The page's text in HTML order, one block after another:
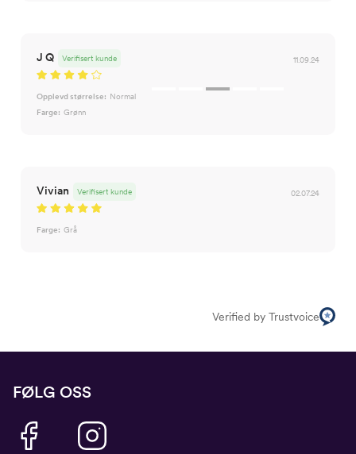
J Q 11.09.24
Verifisert kunde
Opplevd størrelse: Normal
Farge: Grønn
Vivian 02.07.24
Verifisert kunde
Farge: Grå
Verified by Trustvoice
FØLG OSS